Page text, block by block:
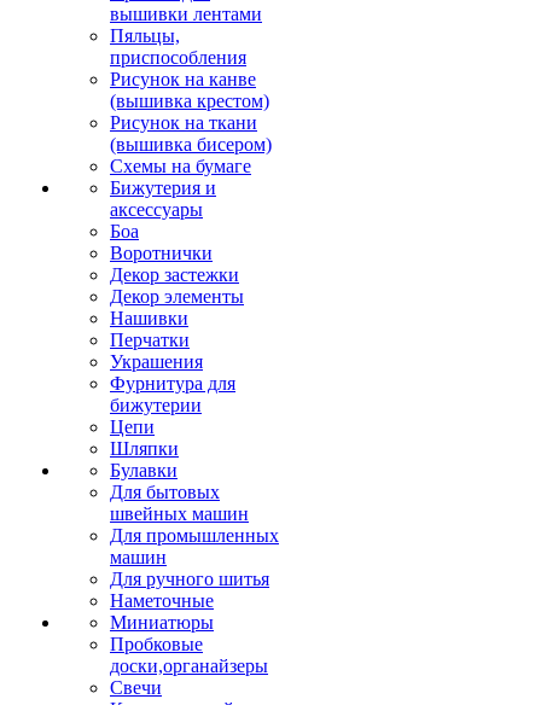
вышивки лентами
Пяльцы,
приспособления
Рисунок на канве
(вышивка крестом)
Рисунок на ткани
(вышивка бисером)
Схемы на бумаге
Бижутерия и
аксессуары
Боа
Воротнички
Декор застежки
Декор элементы
Нашивки
Перчатки
Украшения
Фурнитура для
бижутерии
Цепи
Шляпки
Булавки
Для бытовых
швейных машин
Для промышленных
машин
Для ручного шитья
Наметочные
Миниатюры
Пробковые
доски,органайзеры
Свечи